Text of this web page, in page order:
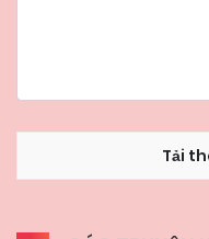
Chapter 17 25/05/2026
Tải